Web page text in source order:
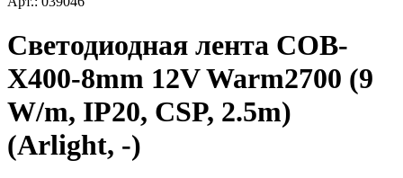
Светодиодная лента COB-
X400-8mm 12V Warm2700 (9
W/m, IP20, CSP, 2.5m)
(Arlight, -)